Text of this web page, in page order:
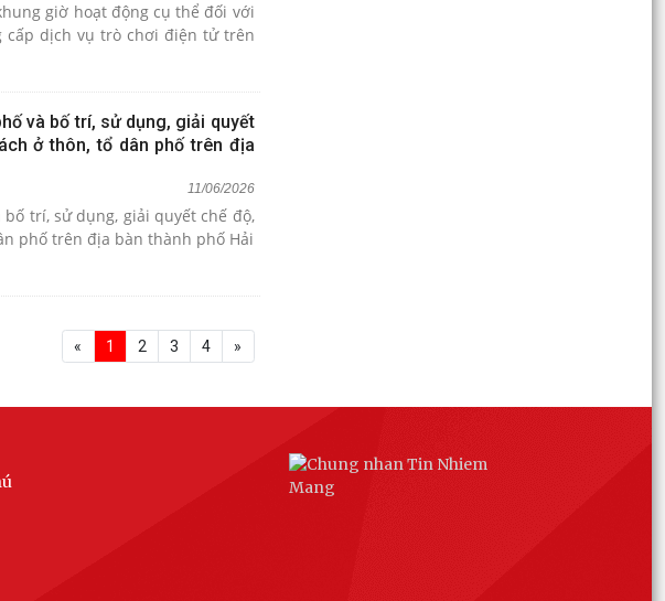
giờ hoạt động cụ thể đối với
cấp dịch vụ trò chơi điện tử trên
và bố trí, sử dụng, giải quyết
ở thôn, tổ dân phố trên địa
11/06/2026
trí, sử dụng, giải quyết chế độ,
phố trên địa bàn thành phố Hải
« 1 2 3 4 »